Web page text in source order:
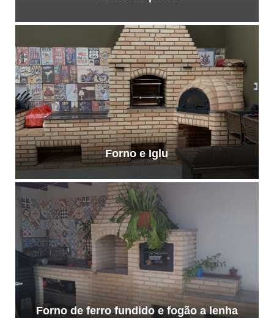
Forno e Iglu
Forno de ferro fundido e fogão a lenha